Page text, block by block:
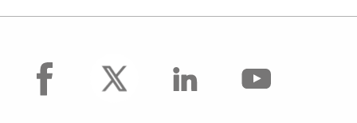
facebook